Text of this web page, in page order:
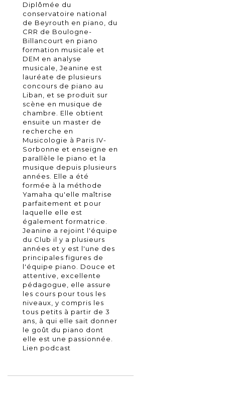
Diplômée du
conservatoire national
de Beyrouth en piano, du
CRR de Boulogne-
Billancourt en piano
formation musicale et
DEM en analyse
musicale, Jeanine est
lauréate de plusieurs
concours de piano au
Liban, et se produit sur
scène en musique de
chambre. Elle obtient
ensuite un master de
recherche en
Musicologie à Paris IV-
Sorbonne et enseigne en
parallèle le piano et la
musique depuis plusieurs
années. Elle a été
formée à la méthode
Yamaha qu'elle maîtrise
parfaitement et pour
laquelle elle est
également formatrice.
Jeanine a rejoint l'équipe
du Club il y a plusieurs
années et y est l'une des
principales figures de
l'équipe piano. Douce et
attentive, excellente
pédagogue, elle assure
les cours pour tous les
niveaux, y compris les
tous petits à partir de 3
ans, à qui elle sait donner
le goût du piano dont
elle est une passionnée.
Lien podcast